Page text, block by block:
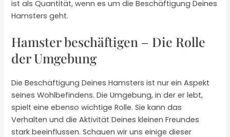
ist als Quantität, wenn es um die Beschäftigung Deines
Hamsters geht.
Hamster beschäftigen – Die Rolle
der Umgebung
Die Beschäftigung Deines Hamsters ist nur ein Aspekt
seines Wohlbefindens. Die Umgebung, in der er lebt,
spielt eine ebenso wichtige Rolle. Sie kann das
Verhalten und die Aktivität Deines kleinen Freundes
stark beeinflussen. Schauen wir uns einige dieser